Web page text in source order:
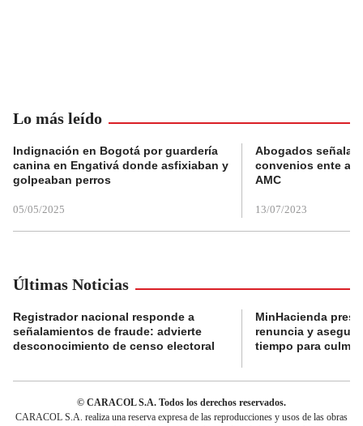
Lo más leído
Indignación en Bogotá por guardería
canina en Engativá donde asfixiaban y
golpeaban perros
05/05/2025
Abogados
convenios ente
AMC
13/07/2023
Últimas Noticias
Registrador nacional responde a
señalamientos de fraude: advierte
desconocimiento de censo electoral
MinHacienda
renuncia y
tiempo para
© CARACOL S.A. Todos los derechos reservados.
CARACOL S.A. realiza una reserva expresa de las reproducciones y usos de las obras